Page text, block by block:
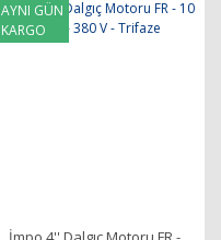
AYNI GÜN
KARGO